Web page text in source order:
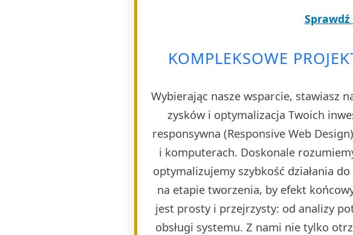
Sprawdź
KOMPLEKSOWE
Wybierając nasze wsparcie, stawiasz
zysków i optymalizacja Twoich
responsywna (Responsive Web
i komputerach. Doskonale
optymalizujemy szybkość działania
na etapie tworzenia, by efekt
jest prosty i przejrzysty: od analizy
obsługi systemu. Z nami nie tylko